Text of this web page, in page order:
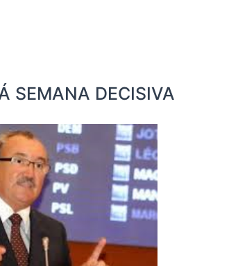
SEMANA DECISIVA